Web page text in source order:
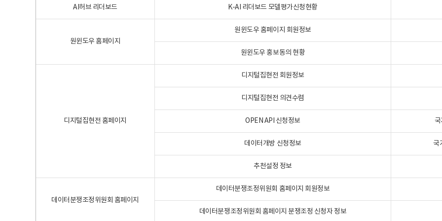
AI허브 리더보드 K-AI 리더보드 모델평가신청현황
원윈도우 홈페이지
원윈도우 홈페이지 회원정보
원윈도우 홍보동의 현황
디지털집현전 홈페이지
디지털집현전 회원정보
디지털집현전 의견수렴
OPEN API 신청정보 국
데이터개방 신청정보 국
추천설정 정보
데이터분쟁조정위원회 홈페이지
데이터분쟁조정위원회 홈페이지 회원정보
데이터분쟁조정위원회 홈페이지 분쟁조정 신청자 정보